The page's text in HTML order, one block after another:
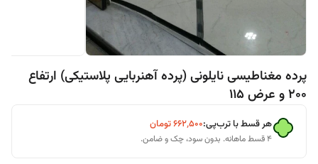
پرده مغناطیسی نایلونی (پرده آهنربایی پلاستیکی) ارتفاع
200 و عرض 115
هر قسط با ترب‌پی:۶۶۲٬۵۰۰تومان
۴ قسط ماهانه. بدون سود، چک و ضامن.